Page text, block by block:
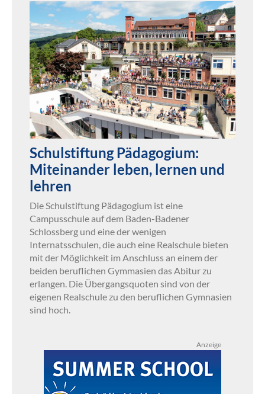
Schulstiftung Pädagogium:
Miteinander leben, lernen und
lehren
Die Schulstiftung Pädagogium ist eine
Campusschule auf dem Baden-Badener
Schlossberg und eine der wenigen
Internatsschulen, die auch eine Realschule bieten
mit der Möglichkeit im Anschluss an einem der
beiden beruflichen Gymmasien das Abitur zu
erlangen. Die Übergangsquoten sind von der
eigenen Realschule zu den beruflichen Gymnasien
sind hoch.
Anzeige